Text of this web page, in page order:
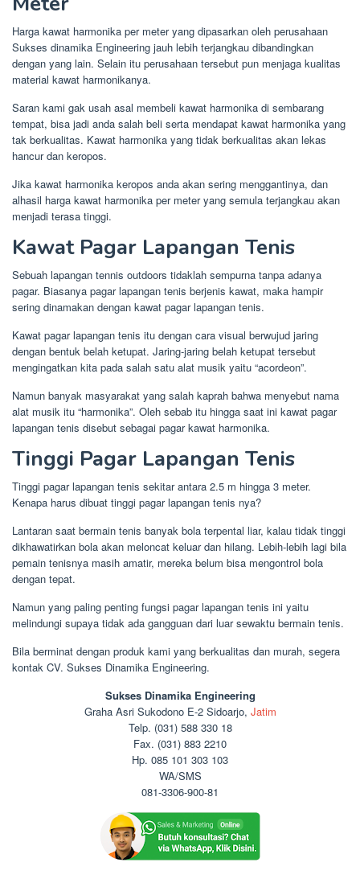
Harga kawat harmonika per meter yang dipasarkan oleh perusahaan
Sukses dinamika Engineering jauh lebih terjangkau dibandingkan
dengan yang lain. Selain itu perusahaan tersebut pun menjaga kualitas
material kawat harmonikanya.
Saran kami gak usah asal membeli kawat harmonika di sembarang
tempat, bisa jadi anda salah beli serta mendapat kawat harmonika yang
tak berkualitas. Kawat harmonika yang tidak berkualitas akan lekas
hancur dan keropos.
Jika kawat harmonika keropos anda akan sering menggantinya, dan
alhasil harga kawat harmonika per meter yang semula terjangkau akan
menjadi terasa tinggi.
Kawat Pagar Lapangan Tenis
Sebuah lapangan tennis outdoors tidaklah sempurna tanpa adanya
pagar. Biasanya pagar lapangan tenis berjenis kawat, maka hampir
sering dinamakan dengan kawat pagar lapangan tenis.
Kawat pagar lapangan tenis itu dengan cara visual berwujud jaring
dengan bentuk belah ketupat. Jaring-jaring belah ketupat tersebut
mengingatkan kita pada salah satu alat musik yaitu “acordeon”.
Namun banyak masyarakat yang salah kaprah bahwa menyebut nama
alat musik itu “harmonika”. Oleh sebab itu hingga saat ini kawat pagar
lapangan tenis disebut sebagai pagar kawat harmonika.
Tinggi Pagar Lapangan Tenis
Tinggi pagar lapangan tenis sekitar antara 2.5 m hingga 3 meter.
Kenapa harus dibuat tinggi pagar lapangan tenis nya?
Lantaran saat bermain tenis banyak bola terpental liar, kalau tidak tinggi
dikhawatirkan bola akan meloncat keluar dan hilang. Lebih-lebih lagi bila
pemain tenisnya masih amatir, mereka belum bisa mengontrol bola
dengan tepat.
Namun yang paling penting fungsi pagar lapangan tenis ini yaitu
melindungi supaya tidak ada gangguan dari luar sewaktu bermain tenis.
Bila berminat dengan produk kami yang berkualitas dan murah, segera
kontak CV. Sukses Dinamika Engineering.
Sukses Dinamika Engineering
Graha Asri Sukodono E-2 Sidoarjo, Jatim
Telp. (031) 588 330 18
Fax. (031) 883 2210
Hp. 085 101 303 103
WA/SMS
081-3306-900-81